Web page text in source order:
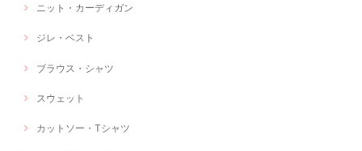
ニット・カーディガン
ジレ・ベスト
ブラウス・シャツ
スウェット
カットソー・Tシャツ